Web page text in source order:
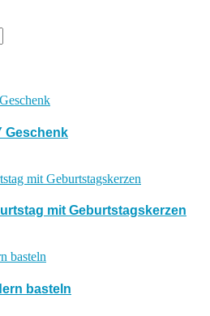
Geschenk
mit Geburtstagskerzen
basteln